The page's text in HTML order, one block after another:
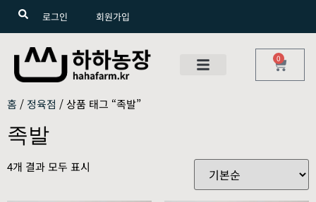
로그인 회원가입
0
홈 / 정육점 / 상품 태그 “족발”
족발
4개 결과 모두 표시